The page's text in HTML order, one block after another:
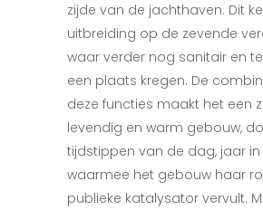
zijde van de jachthaven. Dit
uitbreiding op de zevende
waar verder nog sanitair en
een plaats kregen. De
deze functies maakt het een
levendig en warm gebouw,
tijdstippen van de dag, jaar in
waarmee het gebouw haar
publieke katalysator vervult.